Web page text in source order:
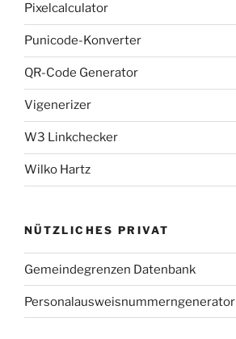
Pixelcalculator
Punicode-Konverter
QR-Code Generator
Vigenerizer
W3 Linkchecker
Wilko Hartz
NÜTZLICHES PRIVAT
Gemeindegrenzen Datenbank
Personalausweisnummerngenerator